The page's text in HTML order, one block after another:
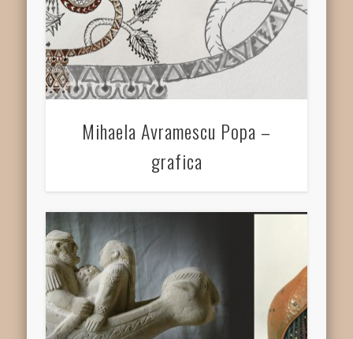
Mihaela Avramescu Popa –
grafica